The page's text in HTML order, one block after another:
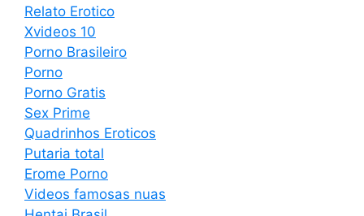
Relato Erotico
Xvideos 10
Porno Brasileiro
Porno
Porno Gratis
Sex Prime
Quadrinhos Eroticos
Putaria total
Erome Porno
Videos famosas nuas